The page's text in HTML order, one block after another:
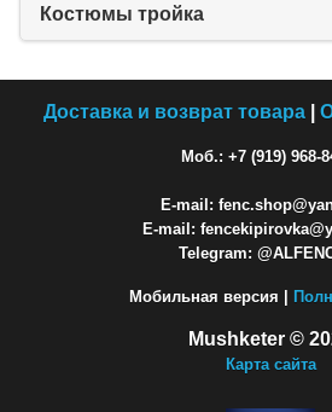
Костюмы тройка
Доставка и возврат товара
Моб.: +7 (919) 968-
E-mail:
E-mail:
Telegram:
Мобильная версия |
Mushketer ©
Карта сайта